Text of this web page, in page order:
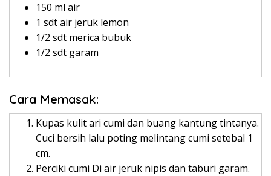
150 ml air
1 sdt air jeruk lemon
1/2 sdt merica bubuk
1/2 sdt garam
Cara Memasak:
Kupas kulit ari cumi dan buang kantung tintanya.
Cuci bersih lalu poting melintang cumi setebal 1
cm.
Perciki cumi Di air jeruk nipis dan taburi garam.